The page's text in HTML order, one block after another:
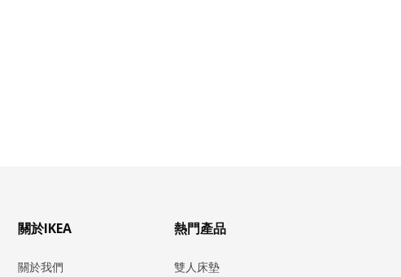
關於IKEA
關於我們
熱門產品
雙人床墊